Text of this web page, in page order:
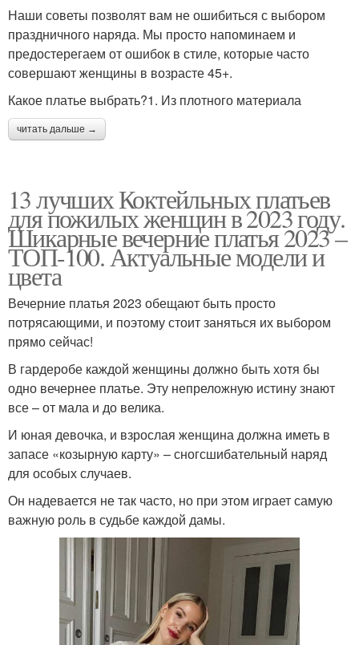
Наши советы позволят вам не ошибиться с выбором
праздничного наряда. Мы просто напоминаем и
предостерегаем от ошибок в стиле, которые часто
совершают женщины в возрасте 45+.
Какое платье выбрать?1. Из плотного материала
читать дальше →
13 лучших Коктейльных платьев
для пожилых женщин в 2023 году.
Шикарные вечерние платья 2023 –
ТОП-100. Актуальные модели и
цвета
Вечерние платья 2023 обещают быть просто
потрясающими, и поэтому стоит заняться их выбором
прямо сейчас!
В гардеробе каждой женщины должно быть хотя бы
одно вечернее платье. Эту непреложную истину знают
все – от мала и до велика.
И юная девочка, и взрослая женщина должна иметь в
запасе «козырную карту» – сногсшибательный наряд
для особых случаев.
Он надевается не так часто, но при этом играет самую
важную роль в судьбе каждой дамы.